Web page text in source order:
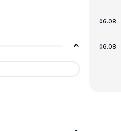
06.08.
06.08.